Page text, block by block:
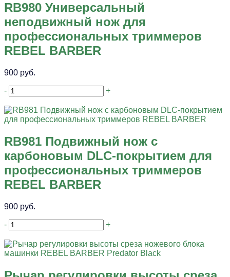
RB980 Универсальный
неподвижный нож для
профессиональных триммеров
REBEL BARBER
900 руб.
- +
RB981 Подвижный нож с
карбоновым DLC-покрытием для
профессиональных триммеров
REBEL BARBER
900 руб.
- +